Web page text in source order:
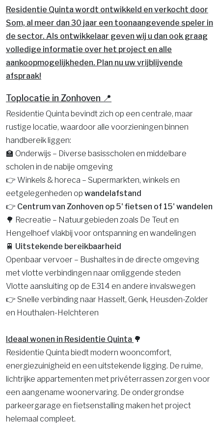
Residentie Quinta wordt ontwikkeld en verkocht door
Som, al meer dan 30 jaar een toonaangevende speler in
de sector. Als ontwikkelaar geven wij u dan ook graag
volledige informatie over het project en alle
aankoopmogelijkheden. Plan nu uw vrijblijvende
afspraak!
Toplocatie in Zonhoven 📍
Residentie Quinta bevindt zich op een centrale, maar
rustige locatie, waardoor alle voorzieningen binnen
handbereik liggen:
🏫 Onderwijs – Diverse basisscholen en middelbare
scholen in de nabije omgeving
👉 Winkels & horeca – Supermarkten, winkels en
eetgelegenheden op wandelafstand
👉 Centrum van Zonhoven op 5' fietsen of 15' wandelen
🌳 Recreatie – Natuurgebieden zoals De Teut en
Hengelhoef vlakbij voor ontspanning en wandelingen
🚆 Uitstekende bereikbaarheid
Openbaar vervoer – Bushaltes in de directe omgeving
met vlotte verbindingen naar omliggende steden
Vlotte aansluiting op de E314 en andere invalswegen
👉 Snelle verbinding naar Hasselt, Genk, Heusden-Zolder
en Houthalen-Helchteren
Ideaal wonen in Residentie Quinta 🌳
Residentie Quinta biedt modern wooncomfort,
energiezuinigheid en een uitstekende ligging. De ruime,
lichtrijke appartementen met privéterrassen zorgen voor
een aangename woonervaring. De ondergrondse
parkeergarage en fietsenstalling maken het project
helemaal compleet.